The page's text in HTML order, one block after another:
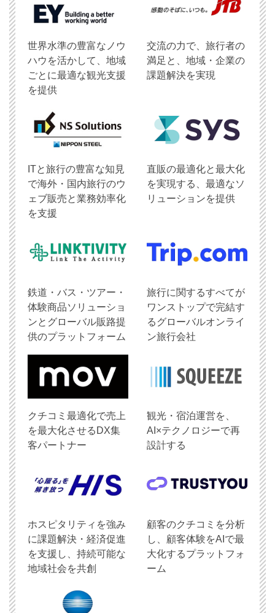
世界水準の豊富なノウ
ハウを活かして、地域
ごとに最適な観光支援
を提供
交流の力で、旅行者の
満足と、地域・企業の
課題解決を実現
ITと旅行の豊富な知見
で海外・国内旅行のウ
ェブ販売と業務効率化
を支援
直販の最適化と最大化
を実現する、最適なソ
リューションを提供
鉄道・バス・ツアー・
体験商品ソリューショ
ンとグローバル販路提
供のプラットフォーム
旅行に関するすべてが
ワンストップで完結す
るグローバルオンライ
ン旅行会社
クチコミ最適化で売上
を最大化させるDX集
客パートナー
観光・宿泊運営を、
AI×テクノロジーで再
設計する
ホスピタリティを強み
に課題解決・経済促進
を支援し、持続可能な
地域社会を共創
顧客のクチコミを分析
し、顧客体験をAIで最
大化するプラットフォ
ーム